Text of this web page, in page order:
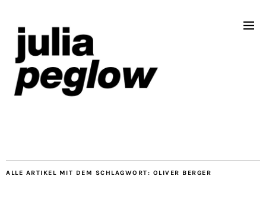
ALLE ARTIKEL MIT DEM SCHLAGWORT: OLIVER BERGER